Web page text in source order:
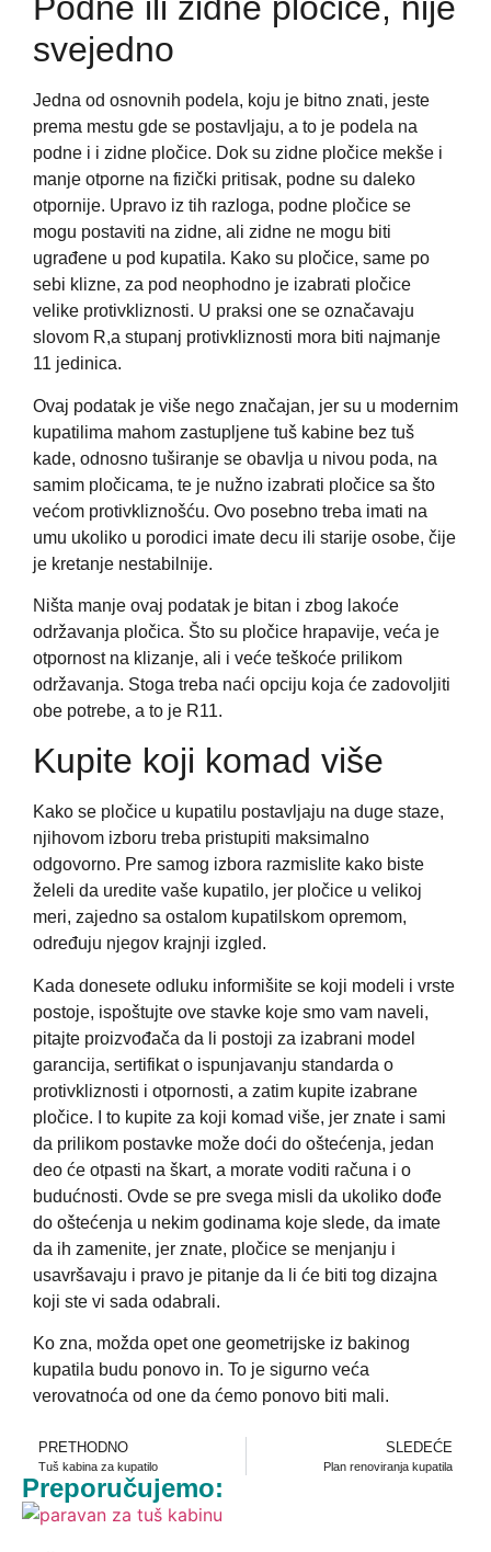
Podne ili zidne pločice, nije
svejedno
Jedna od osnovnih podela, koju je bitno znati, jeste
prema mestu gde se postavljaju, a to je podela na
podne i i zidne pločice. Dok su zidne pločice mekše i
manje otporne na fizički pritisak, podne su daleko
otpornije. Upravo iz tih razloga, podne pločice se
mogu postaviti na zidne, ali zidne ne mogu biti
ugrađene u pod kupatila. Kako su pločice, same po
sebi klizne, za pod neophodno je izabrati pločice
velike protivkliznosti. U praksi one se označavaju
slovom R,a stupanj protivkliznosti mora biti najmanje
11 jedinica.
Ovaj podatak je više nego značajan, jer su u modernim
kupatilima mahom zastupljene tuš kabine bez tuš
kade, odnosno tuširanje se obavlja u nivou poda, na
samim pločicama, te je nužno izabrati pločice sa što
većom protivkliznošću. Ovo posebno treba imati na
umu ukoliko u porodici imate decu ili starije osobe, čije
je kretanje nestabilnije.
Ništa manje ovaj podatak je bitan i zbog lakoće
održavanja pločica. Što su pločice hrapavije, veća je
otpornost na klizanje, ali i veće teškoće prilikom
održavanja. Stoga treba naći opciju koja će zadovoljiti
obe potrebe, a to je R11.
Kupite koji komad više
Kako se pločice u kupatilu postavljaju na duge staze,
njihovom izboru treba pristupiti maksimalno
odgovorno. Pre samog izbora razmislite kako biste
želeli da uredite vaše kupatilo, jer pločice u velikoj
meri, zajedno sa ostalom kupatilskom opremom,
određuju njegov krajnji izgled.
Kada donesete odluku informišite se koji modeli i vrste
postoje, ispoštujte ove stavke koje smo vam naveli,
pitajte proizvođača da li postoji za izabrani model
garancija, sertifikat o ispunjavanju standarda o
protivkliznosti i otpornosti, a zatim kupite izabrane
pločice. I to kupite za koji komad više, jer znate i sami
da prilikom postavke može doći do oštećenja, jedan
deo će otpasti na škart, a morate voditi računa i o
budućnosti. Ovde se pre svega misli da ukoliko dođe
do oštećenja u nekim godinama koje slede, da imate
da ih zamenite, jer znate, pločice se menjanju i
usavršavaju i pravo je pitanje da li će biti tog dizajna
koji ste vi sada odabrali.
Ko zna, možda opet one geometrijske iz bakinog
kupatila budu ponovo in. To je sigurno veća
verovatnoća od one da ćemo ponovo biti mali.
PRETHODNO
Tuš kabina za kupatilo
SLEDEĆE
Plan renoviranja kupatila
Preporučujemo: